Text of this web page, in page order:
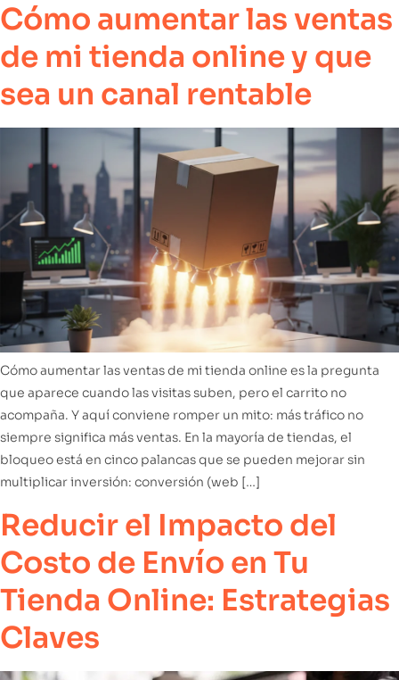
Cómo aumentar las ventas
de mi tienda online​ y que
sea un canal rentable
Cómo aumentar las ventas de mi tienda online es la pregunta
que aparece cuando las visitas suben, pero el carrito no
acompaña. Y aquí conviene romper un mito: más tráfico no
siempre significa más ventas. En la mayoría de tiendas, el
bloqueo está en cinco palancas que se pueden mejorar sin
multiplicar inversión: conversión (web […]
Reducir el Impacto del
Costo de Envío en Tu
Tienda Online: Estrategias
Claves